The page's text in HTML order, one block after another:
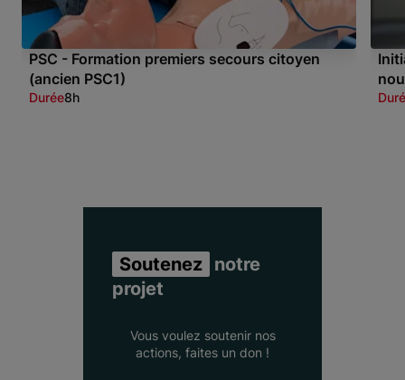
PSC - Formation premiers secours citoyen
(ancien PSC1)
Durée8h
Soutenez notre
projet
Vous voulez soutenir nos
actions, faites un don !